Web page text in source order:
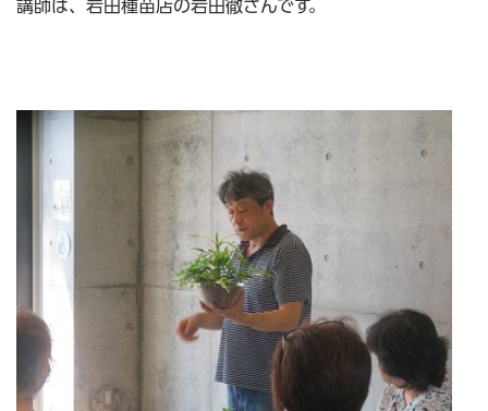
講師は、岩田種苗店の岩田徹さんです。